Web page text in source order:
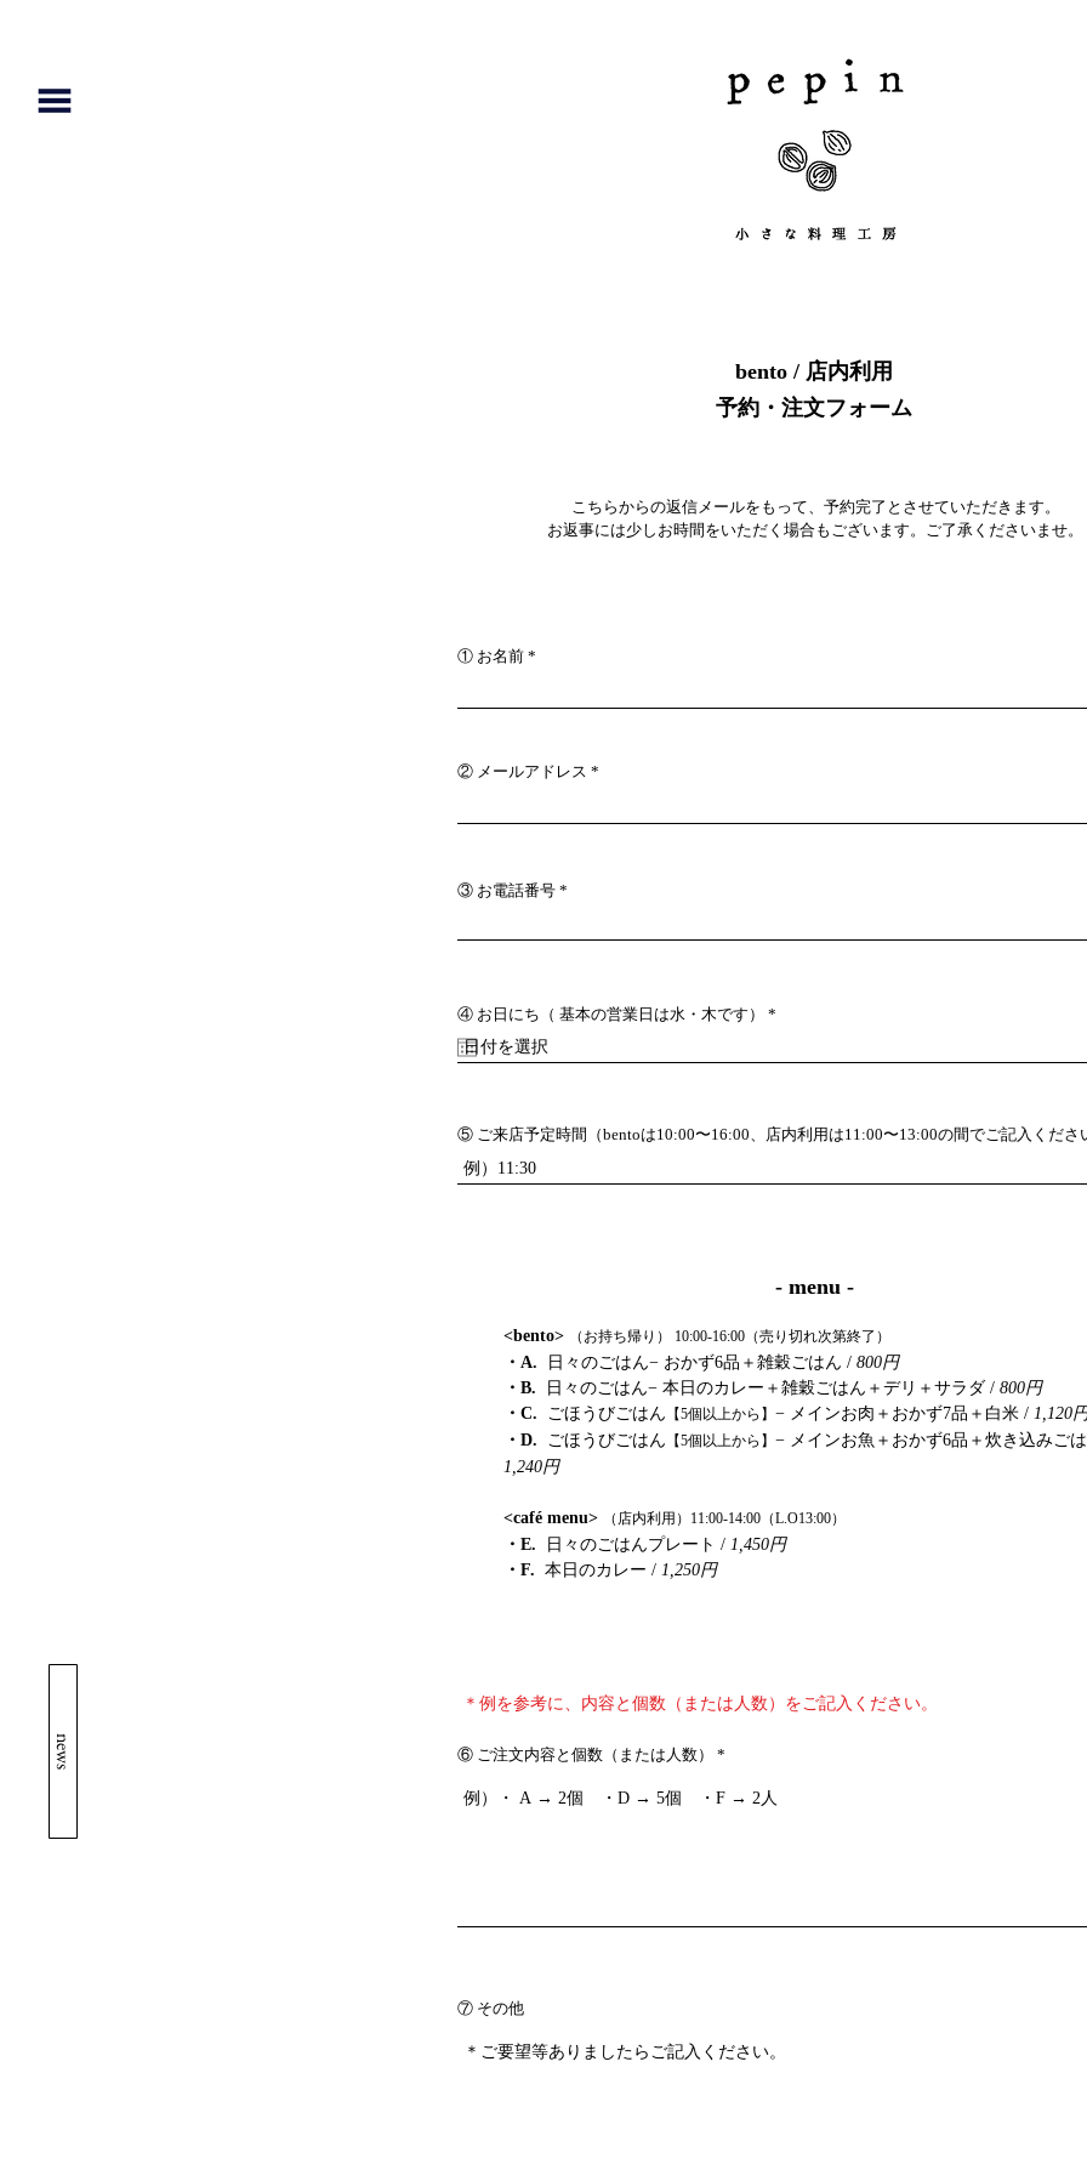
news
bento / 店内利用
予約・注文フォーム
こちらからの返信メールをもって、予約完了とさせていただきます。
​お返事には少しお時間をいただく場合もございます。ご了承くださいませ。
① お名前
② メールアドレス
③ お電話番号
④ お日にち（ 基本の営業日は水・木です） *
u
d
⑤ ご来店予定時間（bentoは10:00〜16:00、店内利用は11:00〜13:00の間でご記入くださ
<bento> （お持ち帰り） 10:00-16:00（売り切れ次第終了）
・A. 日々のごはん− おかず6品＋雑穀ごはん / 800円
・B.
日々のごはん− 本日のカレー＋雑穀ごはん＋デリ＋サラダ / 800円
・C. ごほうびごはん 【5個以上から】 − メインお肉＋おかず7品＋白米 / 1,120
・D. ごほうびごはん 【5個以上から】 − メインお魚＋おかず6品＋炊き込みご
1,240円​
<café menu> （店内利用） 11:00-14:00（L.O13:00）
・E. 日々のごはんプレート / 1,450円
・F. 本日のカレー / 1,250円
- menu -
＊例を参考に、内容と個数（または人数）をご記入ください。
⑥ ご注文内容と個数（または人数）
⑦ その他